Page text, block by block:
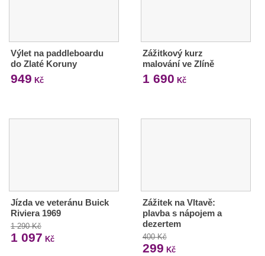
Výlet na paddleboardu
do Zlaté Koruny
949 Kč
Zážitkový kurz
malování ve Zlíně
1 690 Kč
Jízda ve veteránu Buick
Riviera 1969
1 290 Kč
1 097 Kč
Zážitek na Vltavě:
plavba s nápojem a
dezertem
400 Kč
299 Kč